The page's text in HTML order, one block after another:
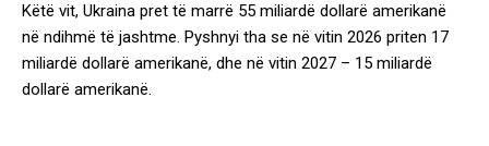
Këtë vit, Ukraina pret të marrë 55 miliardë dollarë amerikanë
në ndihmë të jashtme. Pyshnyi tha se në vitin 2026 priten 17
miliardë dollarë amerikanë, dhe në vitin 2027 – 15 miliardë
dollarë amerikanë.